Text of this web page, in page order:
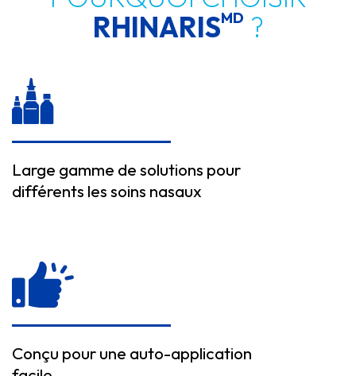
RHINARISMD ?
Large gamme de solutions pour
différents les soins nasaux
Conçu pour une auto-application